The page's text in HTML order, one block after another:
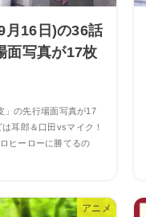
月16日)の36話
面写真が17枚
」の先行場面写真が17
耳郎＆口田vsマイク！
ヒーローに勝てるの
アニメ